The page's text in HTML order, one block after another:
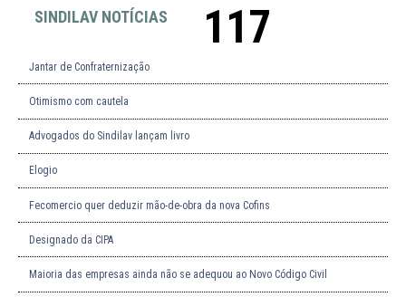
SINDILAV NOTÍCIAS 117
Jantar de Confraternização
Otimismo com cautela
Advogados do Sindilav lançam livro
Elogio
Fecomercio quer deduzir mão-de-obra da nova Cofins
Designado da CIPA
Maioria das empresas ainda não se adequou ao Novo Código Civil